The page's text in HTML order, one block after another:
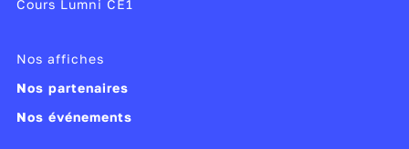
Exemple de consigne ouverte :
« Dessine ton animal préféré et raconte
une histoire à son sujet. » Cette consigne
choisir l’animal et l’histoire
Cours Lumni CE1
Nos affiches
Nos partenaires
Nos événements